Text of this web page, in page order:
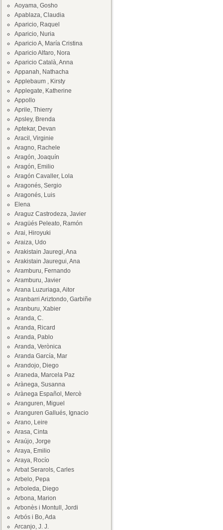
Aoyama, Gosho
Apablaza, Claudia
Aparicio, Raquel
Aparicio, Nuria
Aparicio A, María Cristina
Aparicio Alfaro, Nora
Aparicio Català, Anna
Appanah, Nathacha
Applebaum , Kirsty
Applegate, Katherine
Appollo
Aprile, Thierry
Apsley, Brenda
Aptekar, Devan
Aracil, Virginie
Aragno, Rachele
Aragón, Joaquín
Aragón, Emilio
Aragón Cavaller, Lola
Aragonés, Sergio
Aragonés, Luis
Elena
Araguz Castrodeza, Javier
Aragüés Peleato, Ramón
Arai, Hiroyuki
Araiza, Udo
Arakistain Jauregi, Ana
Arakistain Jauregui, Ana
Aramburu, Fernando
Aramburu, Javier
Arana Luzuriaga, Aitor
Aranbarri Ariztondo, Garbiñe
Aranburu, Xabier
Aranda, C.
Aranda, Ricard
Aranda, Pablo
Aranda, Verònica
Aranda García, Mar
Arandojo, Diego
Araneda, Marcela Paz
Arànega, Susanna
Arànega Español, Mercè
Aranguren, Miguel
Aranguren Gallués, Ignacio
Arano, Leire
Arasa, Cinta
Araújo, Jorge
Araya, Emilio
Araya, Rocío
Arbat Serarols, Carles
Arbelo, Pepa
Arboleda, Diego
Arbona, Marion
Arbonès i Montull, Jordi
Arbós i Bo, Ada
Arcanjo, J. J.